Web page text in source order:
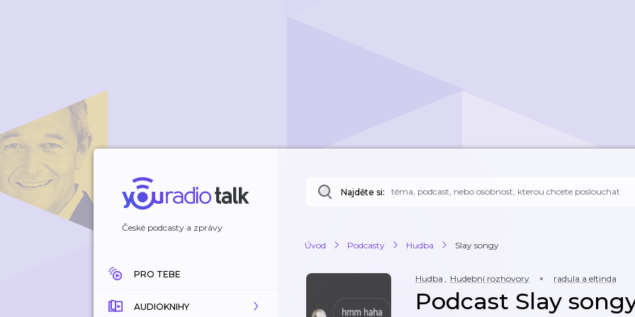
České podcasty a zprávy
PRO TEBE
AUDIOKNIHY
Najděte si:
Úvod Podcasty Hudba Slay songy
Hudba , Hudební rozhovory radula a eltinda
Podcast Slay